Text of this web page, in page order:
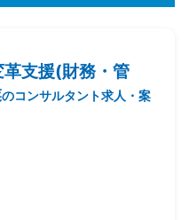
支援(財務・管
のコンサルタント求人・案